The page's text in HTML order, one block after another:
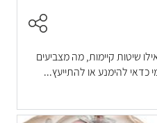
שיטות קיימות, מה מצביעים
כדאי להימנע או להתייעץ...